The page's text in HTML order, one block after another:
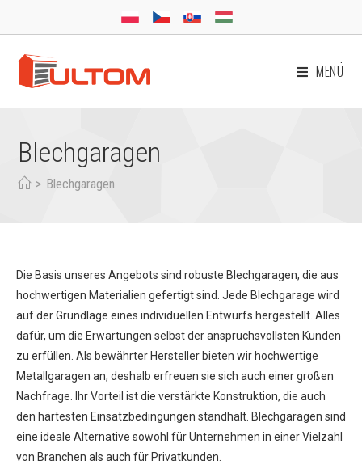
MENÜ
Blechgaragen
> Blechgaragen
Die Basis unseres Angebots sind robuste Blechgaragen, die aus
hochwertigen Materialien gefertigt sind. Jede Blechgarage wird
auf der Grundlage eines individuellen Entwurfs hergestellt. Alles
dafür, um die Erwartungen selbst der anspruchsvollsten Kunden
zu erfüllen. Als bewährter Hersteller bieten wir hochwertige
Metallgaragen an, deshalb erfreuen sie sich auch einer großen
Nachfrage. Ihr Vorteil ist die verstärkte Konstruktion, die auch
den härtesten Einsatzbedingungen standhält. Blechgaragen sind
eine ideale Alternative sowohl für Unternehmen in einer Vielzahl
von Branchen als auch für Privatkunden.